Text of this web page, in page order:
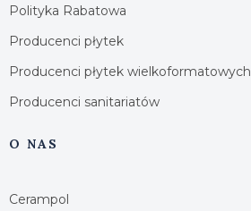
Polityka Rabatowa
Producenci płytek
Producenci płytek wielkoformatowych
Producenci sanitariatów
O NAS
Cerampol